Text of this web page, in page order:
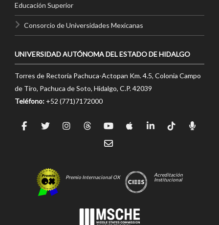
Educación Superior
Consorcio de Universidades Mexicanas
UNIVERSIDAD AUTÓNOMA DEL ESTADO DE HIDALGO
Torres de Rectoría Pachuca-Actopan Km. 4.5, Colonia Campo
de Tiro, Pachuca de Soto, Hidalgo, C.P. 42039
Teléfono: +52 (771)7172000
Premio Internacional OX
Acreditación
Institucional